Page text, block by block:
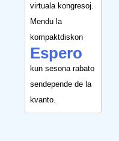
virtuala kongresoj.
Mendu la
kompaktdiskon
Espero
kun sesona rabato
sendepende de la
kvanto.